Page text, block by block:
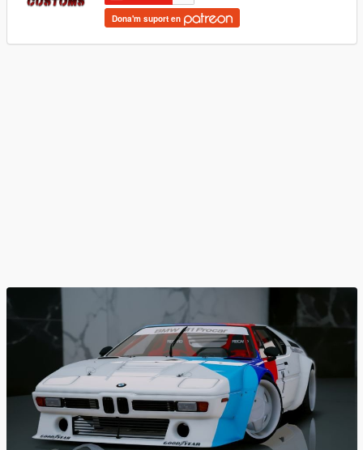
Dona'm suport en